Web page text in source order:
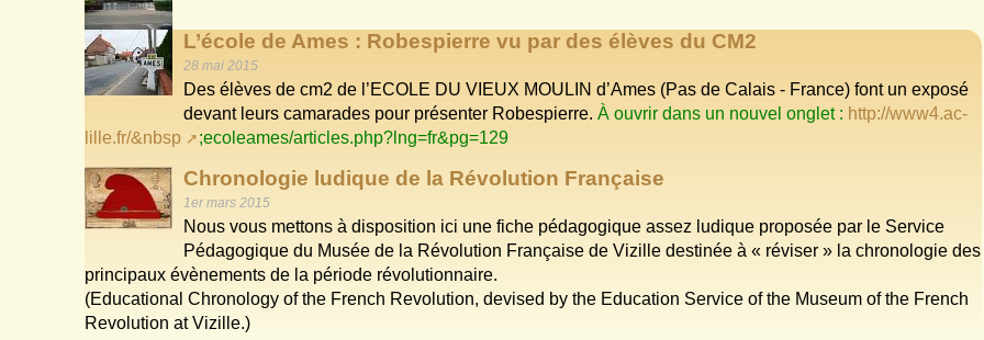
L’école de Ames : Robespierre vu par des élèves du CM2
28 mai 2015
Des élèves de cm2 de l’ECOLE DU VIEUX MOULIN d’Ames (Pas de Calais - France) font un exposé
devant leurs camarades pour présenter Robespierre.À ouvrir dans un nouvel onglet : http://www4.ac-
lille.fr/&nbsp
;ecoleames/articles.php?lng=fr&pg=129
Chronologie ludique de la Révolution Française
1er mars 2015
Nous vous mettons à disposition ici une fiche pédagogique assez ludique proposée par le Service
Pédagogique du Musée de la Révolution Française de Vizille destinée à « réviser » la chronologie des
principaux évènements de la période révolutionnaire.
(Educational Chronology of the French Revolution, devised by the Education Service of the Museum of the French
Revolution at Vizille.)